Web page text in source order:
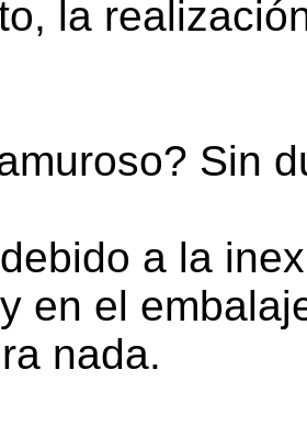
la
Sin
a la
en el
nada.